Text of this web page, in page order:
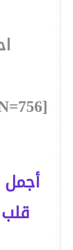
[MENTION=756]ابوريان[/MENTION]@